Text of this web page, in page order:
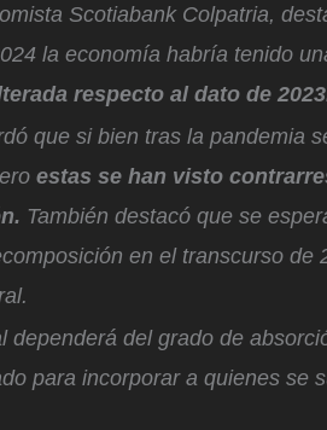
Scotiabank Colpatria,
la economía habría tenido
respecto al dato de
que si bien tras la pandemia
estas se han visto
También destacó que se
en el transcurso de
dependerá del grado de
para incorporar a quienes se